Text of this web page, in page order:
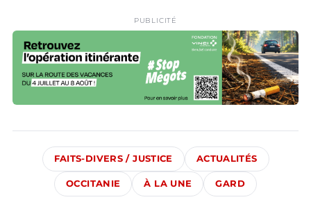
PUBLICITÉ
FAITS-DIVERS / JUSTICE ACTUALITÉS
OCCITANIE À LA UNE GARD